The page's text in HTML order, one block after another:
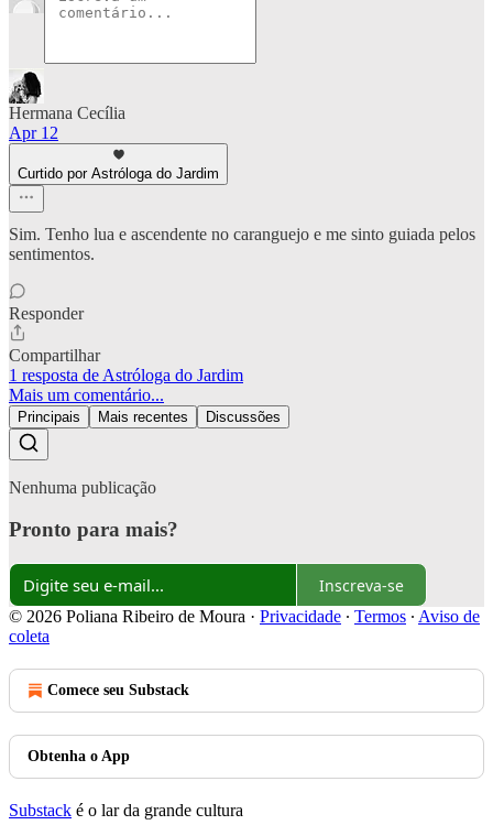
Hermana Cecília
Apr 12
Curtido por Astróloga do Jardim
Sim. Tenho lua e ascendente no caranguejo e me sinto guiada pelos
sentimentos.
Responder
Compartilhar
1 resposta de Astróloga do Jardim
Mais um comentário...
Principais Mais recentes Discussões
Nenhuma publicação
Pronto para mais?
Inscreva-se
© 2026 Poliana Ribeiro de Moura · Privacidade ∙ Termos ∙ Aviso de
coleta
Comece seu Substack
Obtenha o App
Substack é o lar da grande cultura